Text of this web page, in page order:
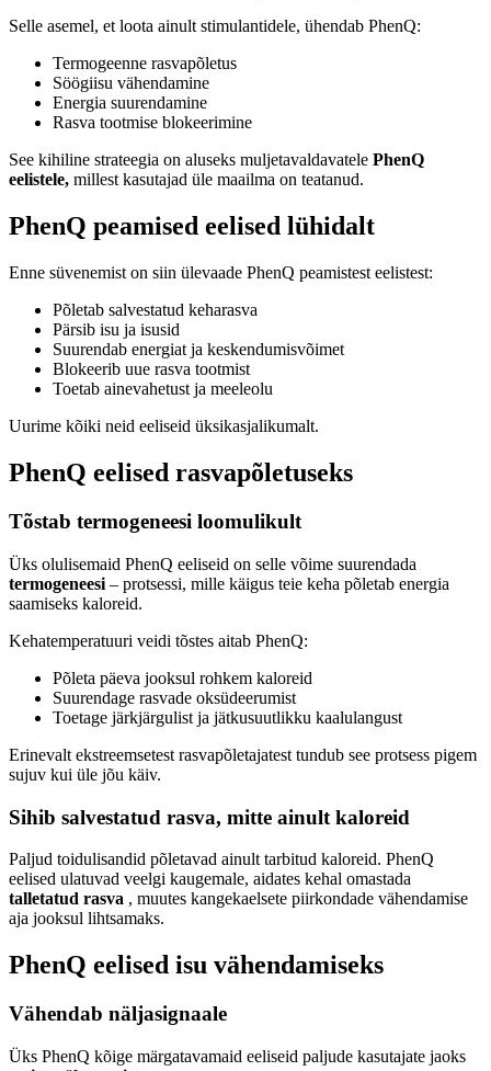
Selle asemel, et loota ainult stimulantidele, ühendab PhenQ:
Termogeenne rasvapõletus
Söögiisu vähendamine
Energia suurendamine
Rasva tootmise blokeerimine
See kihiline strateegia on aluseks muljetavaldavatele PhenQ
eelistele, millest kasutajad üle maailma on teatanud.
PhenQ peamised eelised lühidalt
Enne süvenemist on siin ülevaade PhenQ peamistest eelistest:
Põletab salvestatud keharasva
Pärsib isu ja isusid
Suurendab energiat ja keskendumisvõimet
Blokeerib uue rasva tootmist
Toetab ainevahetust ja meeleolu
Uurime kõiki neid eeliseid üksikasjalikumalt.
PhenQ eelised rasvapõletuseks
Tõstab termogeneesi loomulikult
Üks olulisemaid PhenQ eeliseid on selle võime suurendada
termogeneesi – protsessi, mille käigus teie keha põletab energia
saamiseks kaloreid.
Kehatemperatuuri veidi tõstes aitab PhenQ:
Põleta päeva jooksul rohkem kaloreid
Suurendage rasvade oksüdeerumist
Toetage järkjärgulist ja jätkusuutlikku kaalulangust
Erinevalt ekstreemsetest rasvapõletajatest tundub see protsess pigem
sujuv kui üle jõu käiv.
Sihib salvestatud rasva, mitte ainult kaloreid
Paljud toidulisandid põletavad ainult tarbitud kaloreid. PhenQ
eelised ulatuvad veelgi kaugemale, aidates kehal omastada
talletatud rasva , muutes kangekaelsete piirkondade vähendamise
aja jooksul lihtsamaks.
PhenQ eelised isu vähendamiseks
Vähendab näljasignaale
Üks PhenQ kõige märgatavamaid eeliseid paljude kasutajate jaoks